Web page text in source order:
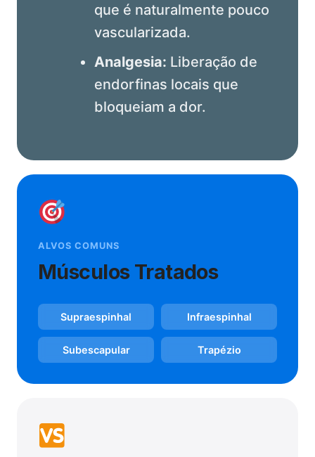
que é naturalmente pouco
vascularizada.
Analgesia: Liberação de
endorfinas locais que
bloqueiam a dor.
ALVOS COMUNS
Músculos Tratados
Supraespinhal Infraespinhal
Subescapular Trapézio